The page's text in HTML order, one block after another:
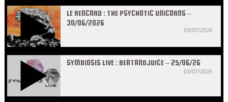
LE RENCARD : THE PSYCHOTIC UNICORNS –
30/06/2026
03/07/2026
SYMBIOSIS LIVE : BEATANDJUICE – 25/06/26
03/07/2026